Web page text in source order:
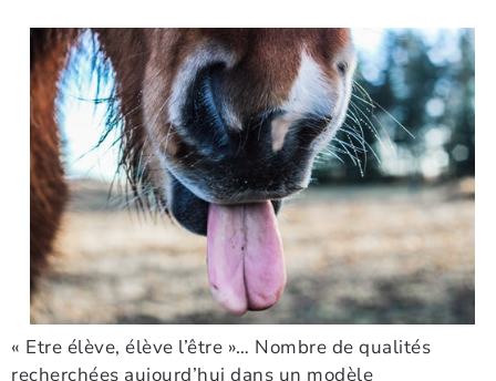
« Etre élève, élève l’être »… Nombre de qualités
recherchées aujourd’hui dans un modèle